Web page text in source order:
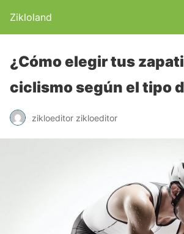
Zikloland
¿Cómo elegir tus
ciclismo según el tipo
zikloeditor zikloeditor